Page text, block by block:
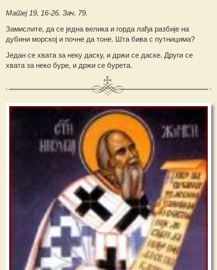
Матеј 19, 16-26. Зач. 79.
Замислите, да се једна велика и горда лађа разбије на
дубини морској и почне да тоне. Шта бива с путницима?
Један се хвата за неку даску, и држи се даске. Други се
хвата за неко буре, и држи се бурета.